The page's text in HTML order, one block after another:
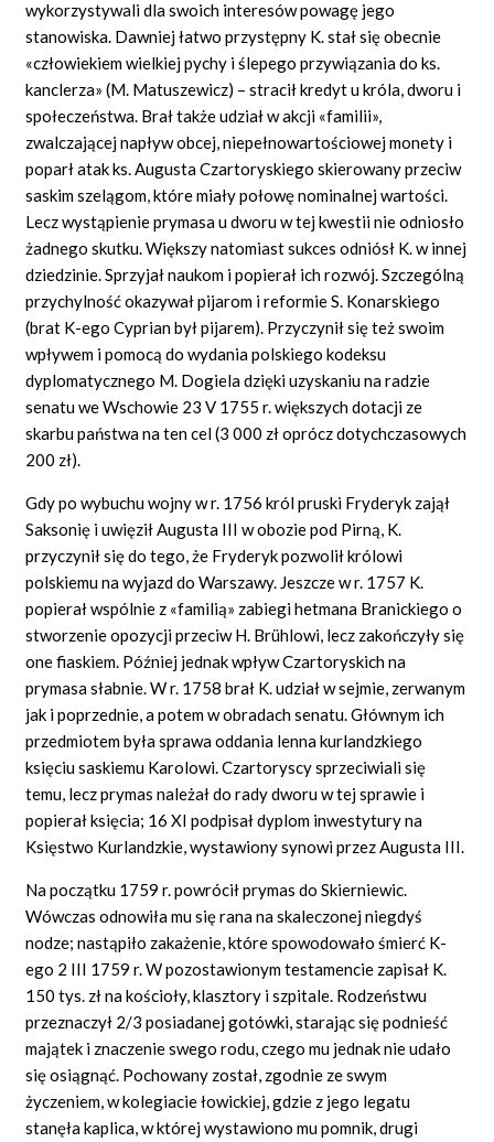
wykorzystywali dla swoich interesów powagę jego
stanowiska. Dawniej łatwo przystępny K. stał się obecnie
«człowiekiem wielkiej pychy i ślepego przywiązania do ks.
kanclerza» (M. Matuszewicz) – stracił kredyt u króla, dworu i
społeczeństwa. Brał także udział w akcji «familii»,
zwalczającej napływ obcej, niepełnowartościowej monety i
poparł atak ks. Augusta Czartoryskiego skierowany przeciw
saskim szelągom, które miały połowę nominalnej wartości.
Lecz wystąpienie prymasa u dworu w tej kwestii nie odniosło
żadnego skutku. Większy natomiast sukces odniósł K. w innej
dziedzinie. Sprzyjał naukom i popierał ich rozwój. Szczególną
przychylność okazywał pijarom i reformie S. Konarskiego
(brat K-ego Cyprian był pijarem). Przyczynił się też swoim
wpływem i pomocą do wydania polskiego kodeksu
dyplomatycznego M. Dogiela dzięki uzyskaniu na radzie
senatu we Wschowie 23 V 1755 r. większych dotacji ze
skarbu państwa na ten cel (3 000 zł oprócz dotychczasowych
200 zł).
Gdy po wybuchu wojny w r. 1756 król pruski Fryderyk zajął
Saksonię i uwięził Augusta III w obozie pod Pirną, K.
przyczynił się do tego, że Fryderyk pozwolił królowi
polskiemu na wyjazd do Warszawy. Jeszcze w r. 1757 K.
popierał wspólnie z «familią» zabiegi hetmana Branickiego o
stworzenie opozycji przeciw H. Brühlowi, lecz zakończyły się
one fiaskiem. Później jednak wpływ Czartoryskich na
prymasa słabnie. W r. 1758 brał K. udział w sejmie, zerwanym
jak i poprzednie, a potem w obradach senatu. Głównym ich
przedmiotem była sprawa oddania lenna kurlandzkiego
księciu saskiemu Karolowi. Czartoryscy sprzeciwiali się
temu, lecz prymas należał do rady dworu w tej sprawie i
popierał księcia; 16 XI podpisał dyplom inwestytury na
Księstwo Kurlandzkie, wystawiony synowi przez Augusta III.
Na początku 1759 r. powrócił prymas do Skierniewic.
Wówczas odnowiła mu się rana na skaleczonej niegdyś
nodze; nastąpiło zakażenie, które spowodowało śmierć K-
ego 2 III 1759 r. W pozostawionym testamencie zapisał K.
150 tys. zł na kościoły, klasztory i szpitale. Rodzeństwu
przeznaczył 2/3 posiadanej gotówki, starając się podnieść
majątek i znaczenie swego rodu, czego mu jednak nie udało
się osiągnąć. Pochowany został, zgodnie ze swym
życzeniem, w kolegiacie łowickiej, gdzie z jego legatu
stanęła kaplica, w której wystawiono mu pomnik, drugi